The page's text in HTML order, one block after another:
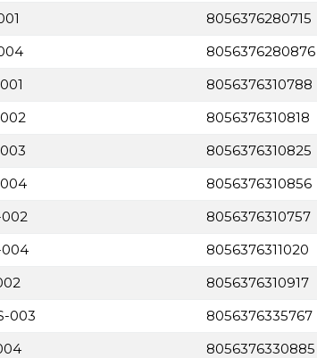
8056376280715
8056376280876
8056376310788
8056376310818
8056376310825
8056376310856
8056376310757
8056376311020
8056376310917
003
8056376335767
8056376330885